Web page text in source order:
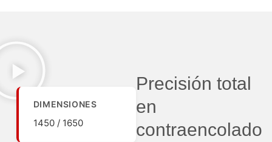
DIMENSIONES
1450 / 1650
Precisión total
en
contraencolado